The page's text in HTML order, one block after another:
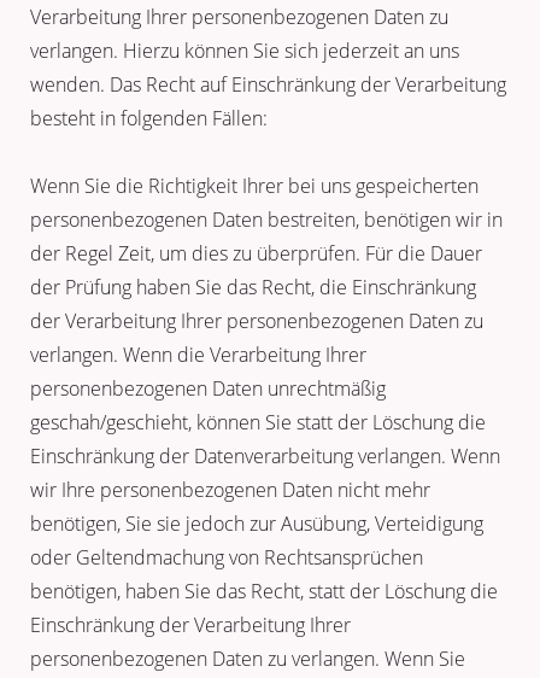
Verarbeitung Ihrer personenbezogenen Daten zu
verlangen. Hierzu können Sie sich jederzeit an uns
wenden. Das Recht auf Einschränkung der Verarbeitung
besteht in folgenden Fällen:
Wenn Sie die Richtigkeit Ihrer bei uns gespeicherten
personenbezogenen Daten bestreiten, benötigen wir in
der Regel Zeit, um dies zu überprüfen. Für die Dauer
der Prüfung haben Sie das Recht, die Einschränkung
der Verarbeitung Ihrer personenbezogenen Daten zu
verlangen. Wenn die Verarbeitung Ihrer
personenbezogenen Daten unrechtmäßig
geschah/geschieht, können Sie statt der Löschung die
Einschränkung der Datenverarbeitung verlangen. Wenn
wir Ihre personenbezogenen Daten nicht mehr
benötigen, Sie sie jedoch zur Ausübung, Verteidigung
oder Geltendmachung von Rechtsansprüchen
benötigen, haben Sie das Recht, statt der Löschung die
Einschränkung der Verarbeitung Ihrer
personenbezogenen Daten zu verlangen. Wenn Sie